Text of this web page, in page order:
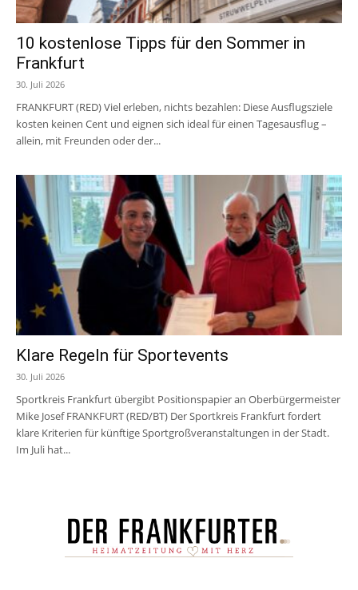
10 kostenlose Tipps für den Sommer in
Frankfurt
30. Juli 2026
FRANKFURT (RED) Viel erleben, nichts bezahlen: Diese Ausflugsziele
kosten keinen Cent und eignen sich ideal für einen Tagesausflug –
allein, mit Freunden oder der...
Klare Regeln für Sportevents
30. Juli 2026
Sportkreis Frankfurt übergibt Positionspapier an Oberbürgermeister
Mike Josef FRANKFURT (RED/BT) Der Sportkreis Frankfurt fordert
klare Kriterien für künftige Sportgroßveranstaltungen in der Stadt.
Im Juli hat...